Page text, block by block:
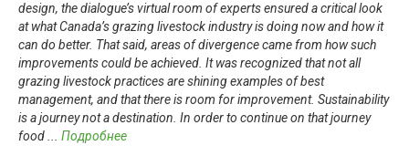
design, the dialogue’s virtual room of experts ensured a critical look
at what Canada’s grazing livestock industry is doing now and how it
can do better. That said, areas of divergence came from how such
improvements could be achieved. It was recognized that not all
grazing livestock practices are shining examples of best
management, and that there is room for improvement. Sustainability
is a journey not a destination. In order to continue on that journey
food
Подробнее